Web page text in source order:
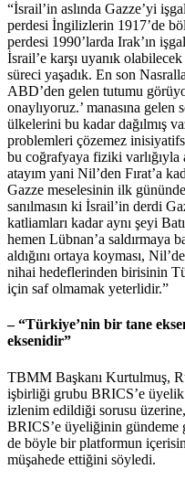
“İsrail’in aslında Gazze’yi
perdesi İngilizlerin 1917’de
perdesi 1990’larda Irak’ın
İsrail’e karşı uyanık
süreci yaşadık. En son
ABD’den gelen tutumu
onaylıyoruz.’ manasına
ülkelerini bu kadar dağılmış
problemleri çözemez
bu coğrafyaya fiziki varlığıyla
atayım yani Nil’den Fırat’a
Gazze meselesinin ilk
sanılmasın ki İsrail’in derdi
katliamları kadar aynı şeyi
hemen Lübnan’a saldırmaya
aldığını ortaya koyması,
nihai hedeflerinden birisinin
için saf olmamak yeterlidir.”
– “Türkiye’nin bir tane
eksenidir”
TBMM Başkanı Kurtulmuş,
işbirliği grubu BRICS’e üyelik
izlenim edildiği sorusu
BRICS’e üyeliğinin gündeme
de böyle bir platformun
müşahede ettiğini söyledi.